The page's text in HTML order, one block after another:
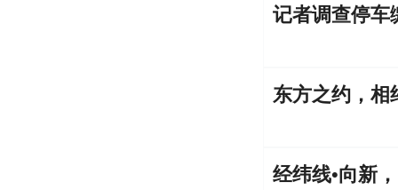
记者调查停车
东方之约，相
经纬线•向新